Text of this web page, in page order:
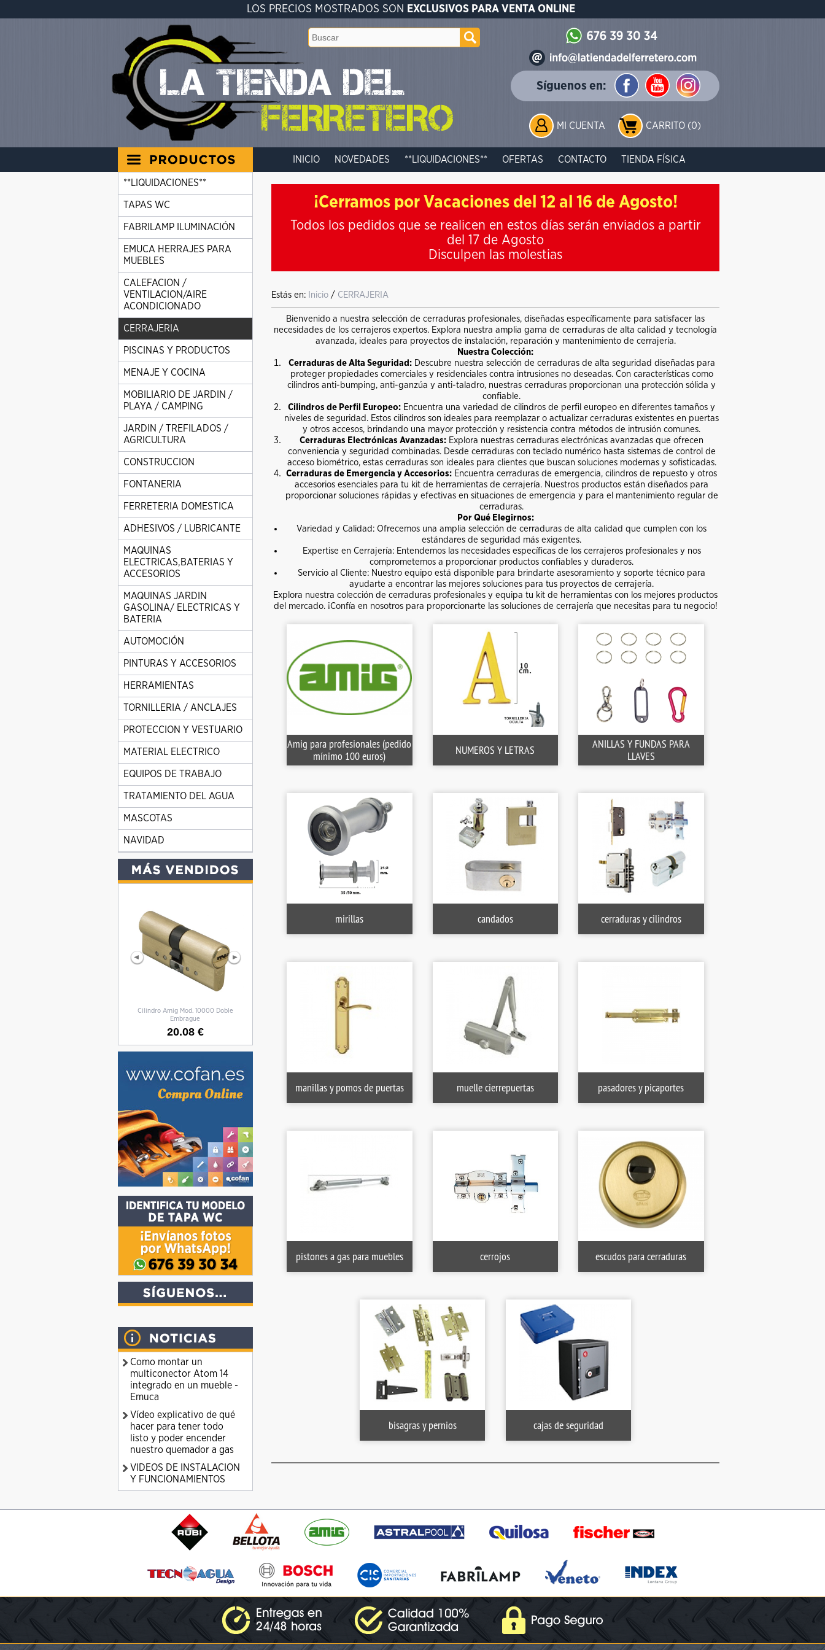
LOS PRECIOS MOSTRADOS SON EXCLUSIVOS PARA VENTA ONLINE
Síguenos en:
MI CUENTA CARRITO (0)
INICIO NOVEDADES **LIQUIDACIONES** OFERTAS CONTACTO TIENDA FÍSICA
**LIQUIDACIONES**
TAPAS WC
FABRILAMP ILUMINACIÓN
EMUCA HERRAJES PARA
MUEBLES
CALEFACION /
VENTILACION/AIRE
ACONDICIONADO
CERRAJERIA
PISCINAS Y PRODUCTOS
MENAJE Y COCINA
MOBILIARIO DE JARDIN /
PLAYA / CAMPING
JARDIN / TREFILADOS /
AGRICULTURA
CONSTRUCCION
FONTANERIA
FERRETERIA DOMESTICA
ADHESIVOS / LUBRICANTE
MAQUINAS
ELECTRICAS,BATERIAS Y
ACCESORIOS
MAQUINAS JARDIN
GASOLINA/ ELECTRICAS Y
BATERIA
AUTOMOCIÓN
PINTURAS Y ACCESORIOS
HERRAMIENTAS
TORNILLERIA / ANCLAJES
PROTECCION Y VESTUARIO
MATERIAL ELECTRICO
EQUIPOS DE TRABAJO
TRATAMIENTO DEL AGUA
MASCOTAS
NAVIDAD
Cilindro Amig Mod. 10000 Doble
Embrague
20.08 €
CILINDRO Amig MOD. 10000E Para
CERRADURA MOD. 334 AMIG
TERMO ELECTRICO 50L DELTA
VERTICAL
Como montar un
multiconector Atom 14
integrado en un mueble -
Emuca
Vídeo explicativo de qué
hacer para tener todo
listo y poder encender
nuestro quemador a gas
VIDEOS DE INSTALACION
Y FUNCIONAMIENTOS
¡Cerramos por Vacaciones del 12 al 16 de Agosto!
Todos los pedidos que se realicen en estos días serán enviados a partir
del 17 de Agosto
Disculpen las molestias
Estás en: Inicio / CERRAJERIA
Bienvenido a nuestra selección de cerraduras profesionales, diseñadas específicamente para satisfacer las
necesidades de los cerrajeros expertos. Explora nuestra amplia gama de cerraduras de alta calidad y tecnología
avanzada, ideales para proyectos de instalación, reparación y mantenimiento de cerrajería.
Nuestra Colección:
Cerraduras de Alta Seguridad:Descubre nuestra selección de cerraduras de alta seguridad diseñadas para
proteger propiedades comerciales y residenciales contra intrusiones no deseadas. Con características como
cilindros anti-bumping, anti-ganzúa y anti-taladro, nuestras cerraduras proporcionan una protección sólida y
confiable.
Cilindros de Perfil Europeo: Encuentra una variedad de cilindros de perfil europeo en diferentes tamaños y
niveles de seguridad. Estos cilindros son ideales para reemplazar o actualizar cerraduras existentes en puertas
y otros accesos, brindando una mayor protección y resistencia contra métodos de intrusión comunes.
Cerraduras Electrónicas Avanzadas: Explora nuestras cerraduras electrónicas avanzadas que ofrecen
conveniencia y seguridad combinadas. Desde cerraduras con teclado numérico hasta sistemas de control de
acceso biométrico, estas cerraduras son ideales para clientes que buscan soluciones modernas y sofisticadas.
Cerraduras de Emergencia y Accesorios: Encuentra cerraduras de emergencia, cilindros de repuesto y otros
accesorios esenciales para tu kit de herramientas de cerrajería. Nuestros productos están diseñados para
proporcionar soluciones rápidas y efectivas en situaciones de emergencia y para el mantenimiento regular de
cerraduras.
Por Qué Elegirnos:
Variedad y Calidad: Ofrecemos una amplia selección de cerraduras de alta calidad que cumplen con los
estándares de seguridad más exigentes.
Expertise en Cerrajería: Entendemos las necesidades específicas de los cerrajeros profesionales y nos
comprometemos a proporcionar productos confiables y duraderos.
Servicio al Cliente: Nuestro equipo está disponible para brindarte asesoramiento y soporte técnico para
ayudarte a encontrar las mejores soluciones para tus proyectos de cerrajería.
Explora nuestra colección de cerraduras profesionales y equipa tu kit de herramientas con los mejores productos
del mercado. ¡Confía en nosotros para proporcionarte las soluciones de cerrajería que necesitas para tu negocio!
Amig para profesionales (pedido
mínimo 100 euros)
NUMEROS Y LETRAS
ANILLAS Y FUNDAS PARA
LLAVES
mirillas candados cerraduras y cilindros
manillas y pomos de puertas muelle cierrepuertas pasadores y picaportes
pistones a gas para muebles cerrojos escudos para cerraduras
bisagras y pernios cajas de seguridad